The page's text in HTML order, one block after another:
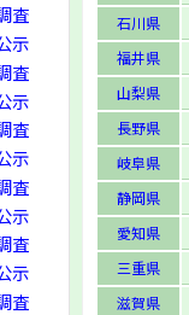
石川県
福井県
山梨県
長野県
岐阜県
静岡県
愛知県
三重県
滋賀県
査
示
査
示
査
示
査
示
査
示
査